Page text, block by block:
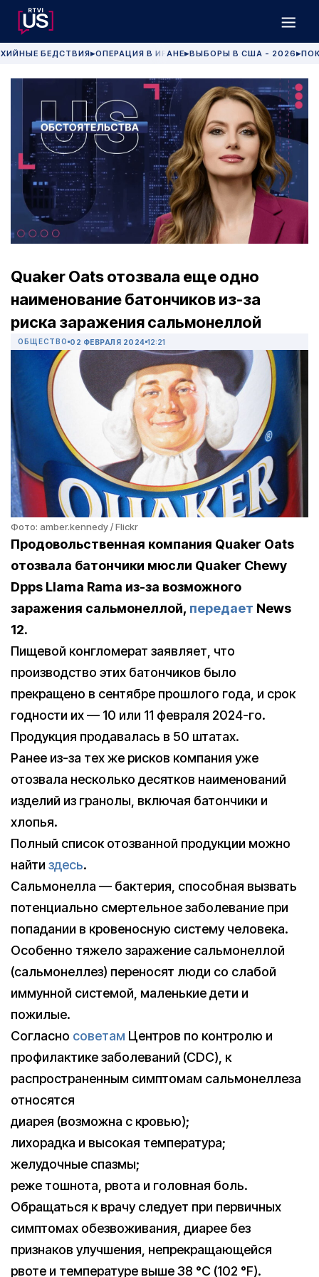
БЕДСТВИЯ▶ОПЕРАЦИЯ В ИРАНЕ▶ВЫБОРЫ В США - 2026 ▶
Quaker Oats отозвала еще одно
наименование батончиков из-за
риска заражения сальмонеллой
ОБЩЕСТВО 02 ФЕВРАЛЯ 2024 12:21
Фото: amber.kennedy / Flickr
Продовольственная компания Quaker Oats
отозвала батончики мюсли Quaker Chewy
Dpps Llama Rama из-за возможного
заражения сальмонеллой, передает News
12.
Пищевой конгломерат заявляет, что
производство этих батончиков было
прекращено в сентябре прошлого года, и срок
годности их — 10 или 11 февраля 2024-го.
Продукция продавалась в 50 штатах.
Ранее из-за тех же рисков компания уже
отозвала несколько десятков наименований
изделий из гранолы, включая батончики и
хлопья.
Полный список отозванной продукции можно
найти здесь.
Сальмонелла — бактерия, способная вызвать
потенциально смертельное заболевание при
попадании в кровеносную систему человека.
Особенно тяжело заражение сальмонеллой
(сальмонеллез) переносят люди со слабой
иммунной системой, маленькие дети и
пожилые.
Согласно советам Центров по контролю и
профилактике заболеваний (CDC), к
распространенным симптомам сальмонеллеза
относятся
диарея (возможна с кровью);
лихорадка и высокая температура;
желудочные спазмы;
реже тошнота, рвота и головная боль.
Обращаться к врачу следует при первичных
симптомах обезвоживания, диарее без
признаков улучшения, непрекращающейся
рвоте и температуре выше 38 °C (102 °F).